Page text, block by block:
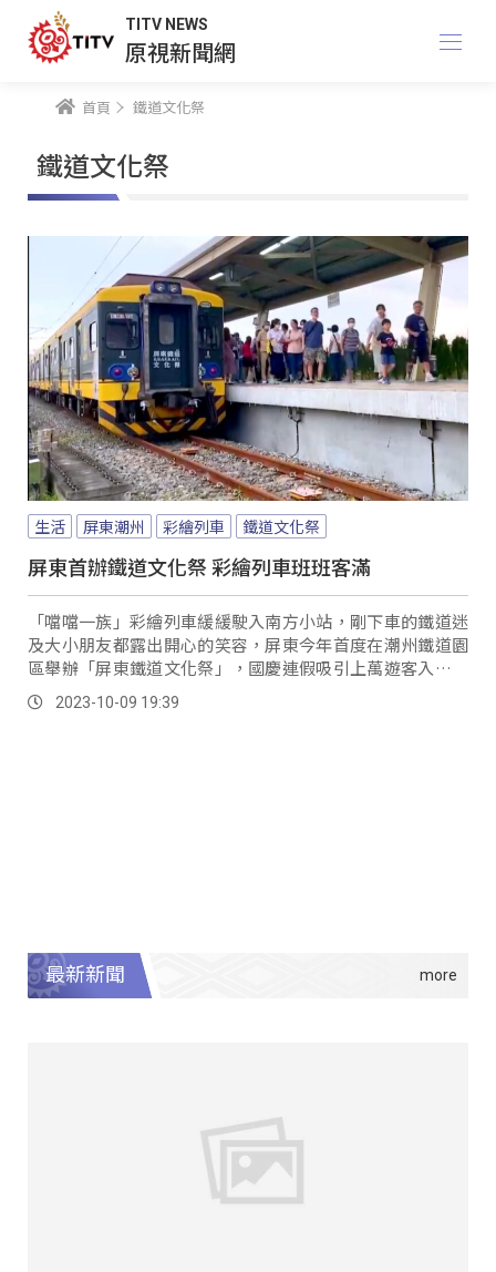
TITV NEWS
原視新聞網
首頁 鐵道文化祭
鐵道文化祭
生活 屏東潮州 彩繪列車 鐵道文化祭
屏東首辦鐵道文化祭 彩繪列車班班客滿
「噹噹一族」彩繪列車緩緩駛入南方小站，剛下車的鐵道迷
及大小朋友都露出開心的笑容，屏東今年首度在潮州鐵道園
區舉辦「屏東鐵道文化祭」，國慶連假吸引上萬遊客入園，
有大、小朋友喜歡的市集及手作體驗，還有鐵道文化祭的限
量商品。2023-10-09 19:39
最新新聞